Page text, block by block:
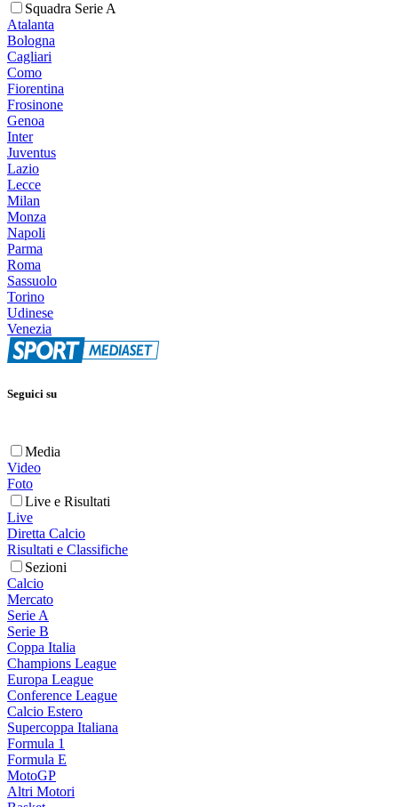
Squadra Serie A
Atalanta
Bologna
Cagliari
Como
Fiorentina
Frosinone
Genoa
Inter
Juventus
Lazio
Lecce
Milan
Monza
Napoli
Parma
Roma
Sassuolo
Torino
Udinese
Venezia
Seguici su
Media
Video
Foto
Live e Risultati
Live
Diretta Calcio
Risultati e Classifiche
Sezioni
Calcio
Mercato
Serie A
Serie B
Coppa Italia
Champions League
Europa League
Conference League
Calcio Estero
Supercoppa Italiana
Formula 1
Formula E
MotoGP
Altri Motori